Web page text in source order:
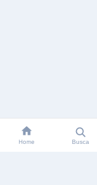
Home Busca